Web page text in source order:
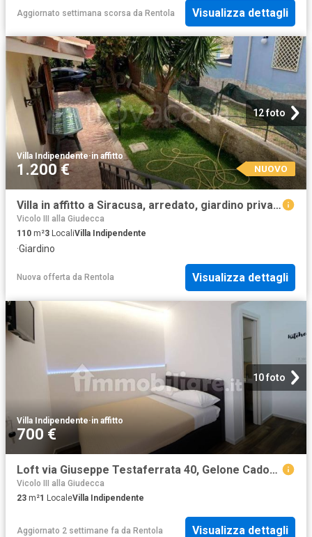
Aggiornato settimana scorsa da Rentola Visualizza dettagli
12 foto
Villa Indipendente·in affitto
1.200 € NUOVO
Villa in affitto a Siracusa, arredato, giardino privato, nuova costruzione TrovaCasa
Vicolo III alla Giudecca
110 m²3 LocaliVilla Indipendente
·Giardino
Nuova offerta da Rentola Visualizza dettagli
10 foto
Villa Indipendente·in affitto
700 €
Loft via Giuseppe Testaferrata 40, Gelone Cadorna, Siracusa
Vicolo III alla Giudecca
23 m²1 LocaleVilla Indipendente
Aggiornato 2 settimane fa da Rentola Visualizza dettagli